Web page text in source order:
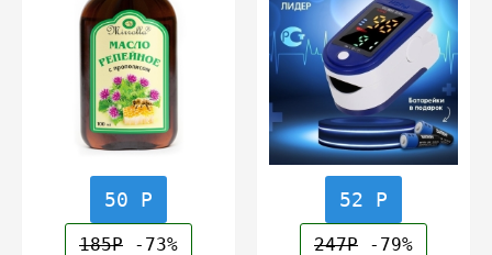
50 Р
185Р -73%
52 Р
247Р -79%